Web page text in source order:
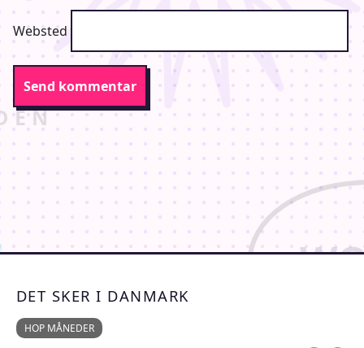
Websted
DET SKER I DANMARK
HOP MÅNEDER